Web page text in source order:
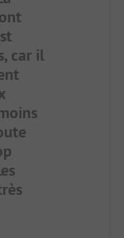
car il